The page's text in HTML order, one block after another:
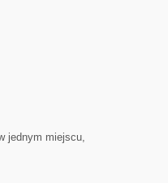
jednym miejscu,